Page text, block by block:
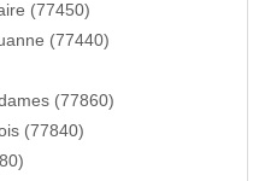
(77450)
(77440)
(77860)
(77840)